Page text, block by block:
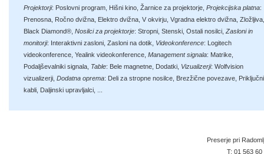
Projektorji: Poslovni program Hišni kino Žarnice za projektorje Projekcijska platna:
Prenosna Ročno dvižna Elektro dvižna V okvirju Vgradna elektro dvižna Zložljiva
Black Diamond® Nosilci za projektorje: Stropni Stenski Ostali nosilci Zasloni in
monitorji: Interaktivni zasloni Zasloni na dotik Videokonference: Logitech
videokonference Yealink videokonference Management signala: Matrike
Podaljševalniki signala Table: Bele magnetne Dodatki Vizualizerji: Wolfvision
vizualizerji Dodatna oprema: Deli za stropne nosilce Brezžične povezave Priključni
kabli Daljinski upravljalci
Preserje pri
T: 01 563 60